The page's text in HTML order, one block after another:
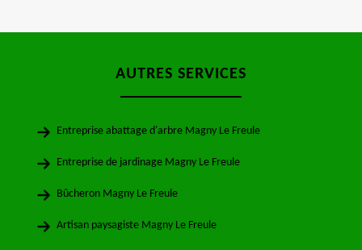
AUTRES SERVICES
Entreprise abattage d'arbre Magny Le Freule
Entreprise de jardinage Magny Le Freule
Bûcheron Magny Le Freule
Artisan paysagiste Magny Le Freule